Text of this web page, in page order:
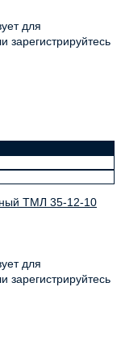
для
зарегистрируйтесь
ТМЛ 35-12-10
для
зарегистрируйтесь